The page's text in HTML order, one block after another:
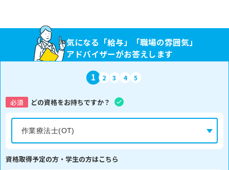
気になる「給与」「職場の雰囲気」
アドバイザーがお答えします
1 2 3 4 5
必須 どの資格をお持ちですか？
資格取得予定の方・学生の方はこちら